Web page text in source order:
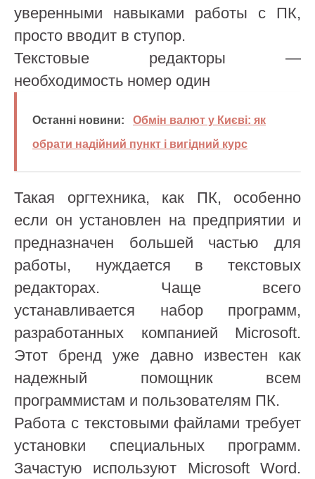
уверенными навыками работы с ПК,
просто вводит в ступор.
Текстовые редакторы —
необходимость номер один
Останні новини:
Обмін валют у Києві: як
обрати надійний пункт і вигідний курс
Такая оргтехника, как ПК, особенно
если он установлен на предприятии и
предназначен большей частью для
работы, нуждается в текстовых
редакторах. Чаще всего
устанавливается набор программ,
разработанных компанией Microsoft.
Этот бренд уже давно известен как
надежный помощник всем
программистам и пользователям ПК.
Работа с текстовыми файлами требует
установки специальных программ.
Зачастую используют Microsoft Word.